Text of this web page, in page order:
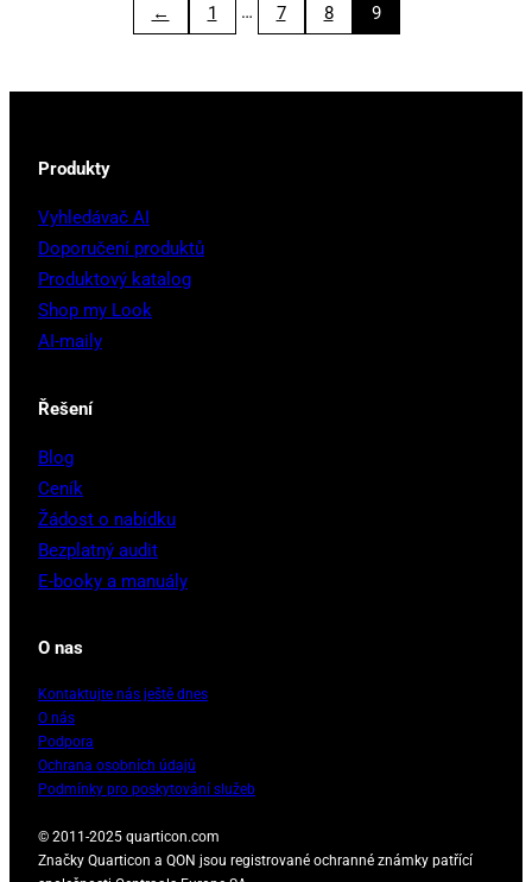
← 1 … 7 8 9
Produkty
Vyhledávač AI
Doporučení produktů
Produktový katalog
Shop my Look
AI-maily
Řešení
Blog
Ceník
Žádost o nabídku
Bezplatný audit
E-booky a manuály
O nas
Kontaktujte nás ještě dnes
O nás
Podpora
Ochrana osobních údajů
Podmínky pro poskytování služeb
© 2011-2025 quarticon.com
Značky Quarticon a QON jsou registrované ochranné známky patřící